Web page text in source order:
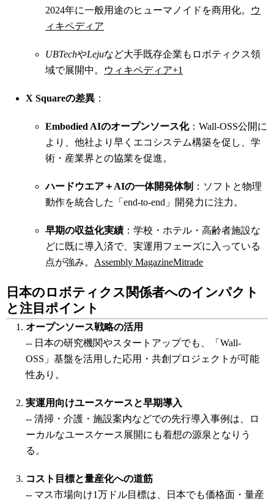
2024年に一般用途のヒューマノイドを商用化。
ウ
ィキペディア
UBTechやLejuなど大手既存企業もロボティクス領
域で展開中。
ウィキペディア+1
X Squareの差異 ：
Embodied AIのオープンソース化：Wall-OSS公開に
より、他社より早くエコシステム構築を促し、学
術・産業界との協業を促進。
ハードウエア＋AIの一体開発体制 ：ソフトと物理
動作を統合した「end-to-end」開発力に注力。
早期の収益化実績 ：学校・ホテル・高齢者施設な
どに既に導入済で、実運用フェーズに入っている
点が強み。 Assembly MagazineMitrade
日本のロボティクス関係者へのインパクト
と注目ポイント
オープンソース戦略の活用
-- 日本の研究機関やスタートアップでも、「Wall-
OSS」基盤を活用した応用・共創プロジェクトが可能
性あり。
実運用向けユースケースと早期導入
-- 清掃・介護・施設案内などでの先行導入事例は、ロ
ーカルなユースケース展開にも着想の源泉となりう
る。
コスト目標と量産化への道筋
-- マス市場向け1万ドル目標は、日本でも価格面・量産